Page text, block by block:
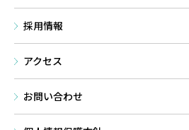
採用情報
アクセス
お問い合わせ